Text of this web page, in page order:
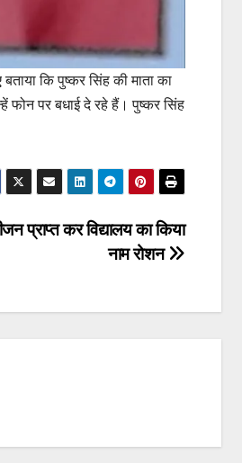
कि पुष्कर सिंह की माता का
फोन पर बधाई दे रहे हैं। पुष्कर सिंह
प्राप्त कर विद्यालय का किया
नाम रोशन